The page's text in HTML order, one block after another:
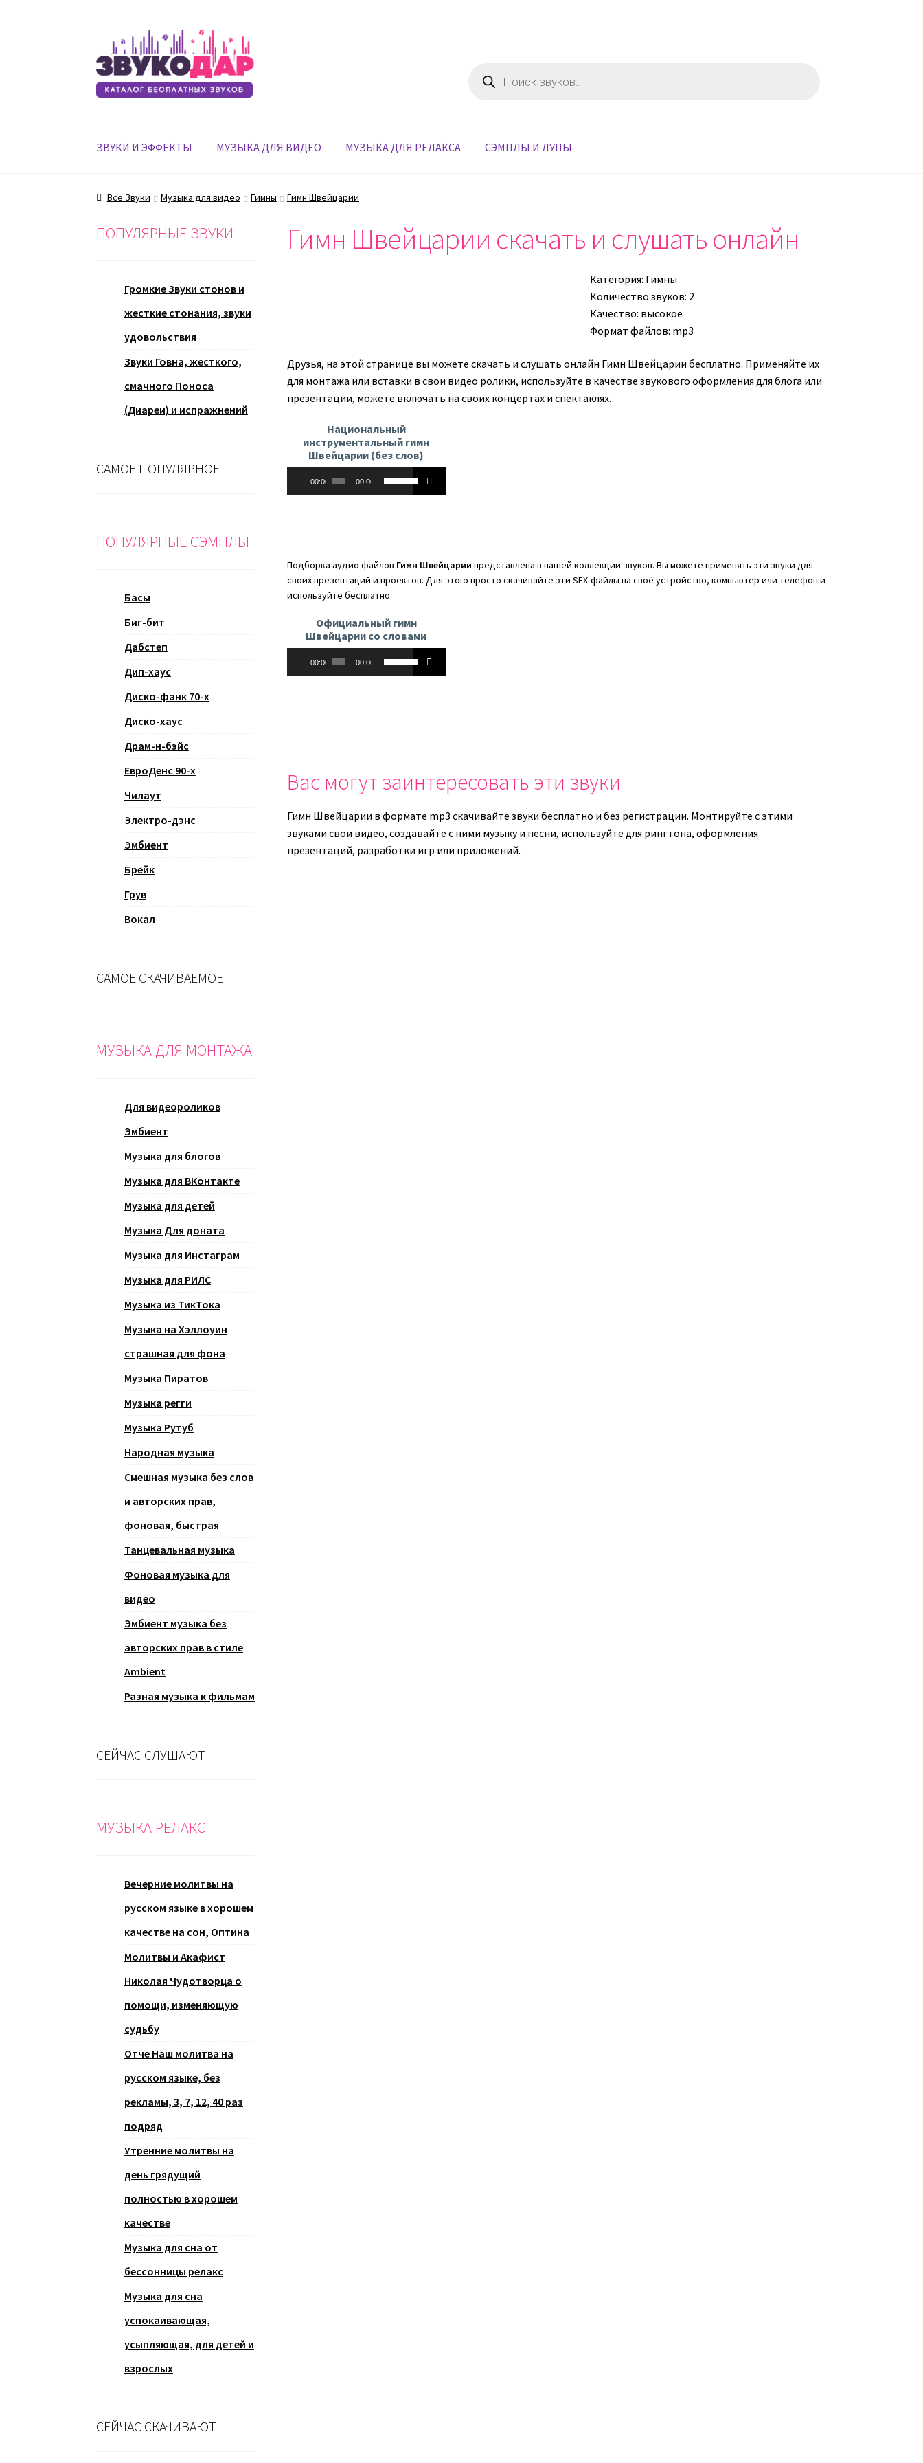
Перейти
к
навигации
Перейти
к
содержимому
товаров
ЗВУКИ И ЭФФЕКТЫ МУЗЫКА ДЛЯ ВИДЕО МУЗЫКА ДЛЯ РЕЛАКСА СЭМПЛЫ И ЛУПЫ
Все Звуки Музыка для видео Гимны Гимн Швейцарии
Гимн Швейцарии скачать и слушать онлайн
Категория: Гимны
Количество звуков: 2
Качество: высокое
Формат файлов: mp3
Друзья, на этой странице вы можете скачать и слушать онлайн Гимн Швейцарии бесплатно. Применяйте их
для монтажа или вставки в свои видео ролики, используйте в качестве звукового оформления для блога или
презентации, можете включать на своих концертах и спектаклях.
Национальный
инструментальный гимн
Швейцарии (без слов)
00:00 00:00
или
уменьшить
громкость.
Подборка аудио файлов Гимн Швейцарии представлена в нашей коллекции звуков. Вы можете применять эти звуки для
своих презентаций и проектов. Для этого просто скачивайте эти SFX-файлы на своё устройство, компьютер или телефон и
используйте бесплатно.
Официальный гимн
Швейцарии со словами
00:00 00:00
громкость.
Вас могут заинтересовать эти звуки
Гимн Швейцарии в формате mp3 скачивайте звуки бесплатно и без регистрации. Монтируйте с этими
звуками свои видео, создавайте с ними музыку и песни, используйте для рингтона, оформления
презентаций, разработки игр или приложений.
ПОПУЛЯРНЫЕ ЗВУКИ
Громкие Звуки стонов и
жесткие стонания, звуки
удовольствия
Звуки Говна, жесткого,
смачного Поноса
(Диареи) и испражнений
САМОЕ ПОПУЛЯРНОЕ
ПОПУЛЯРНЫЕ СЭМПЛЫ
Басы
Биг-бит
Дабстеп
Дип-хаус
Диско-фанк 70-х
Диско-хаус
Драм-н-бэйс
ЕвроДенс 90-х
Чилаут
Электро-дэнс
Эмбиент
Брейк
Грув
Вокал
САМОЕ СКАЧИВАЕМОЕ
МУЗЫКА ДЛЯ МОНТАЖА
Для видеороликов
Эмбиент
Музыка для блогов
Музыка для ВКонтакте
Музыка для детей
Музыка Для доната
Музыка для Инстаграм
Музыка для РИЛС
Музыка из ТикТока
Музыка на Хэллоуин
страшная для фона
Музыка Пиратов
Музыка регги
Музыка Рутуб
Народная музыка
Смешная музыка без слов
и авторских прав,
фоновая, быстрая
Танцевальная музыка
Фоновая музыка для
видео
Эмбиент музыка без
авторских прав в стиле
Ambient
Разная музыка к фильмам
СЕЙЧАС СЛУШАЮТ
МУЗЫКА РЕЛАКС
Вечерние молитвы на
русском языке в хорошем
качестве на сон, Оптина
Молитвы и Акафист
Николая Чудотворца о
помощи, изменяющую
судьбу
Отче Наш молитва на
русском языке, без
рекламы, 3, 7, 12, 40 раз
подряд
Утренние молитвы на
день грядущий
полностью в хорошем
качестве
Музыка для сна от
бессонницы релакс
Музыка для сна
успокаивающая,
усыпляющая, для детей и
взрослых
СЕЙЧАС СКАЧИВАЮТ